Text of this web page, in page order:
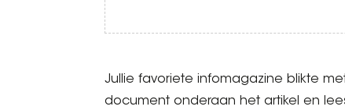
Jullie favoriete infomagazine blikte
document onderaan het artikel en